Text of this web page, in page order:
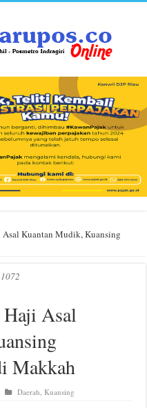
Kuantan Mudik, Kuansing
Asal
Makkah
Daerah Kuansing